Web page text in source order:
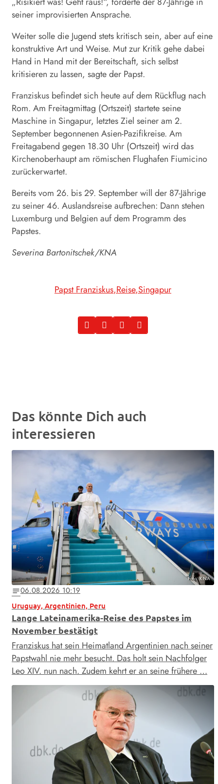
seiner improvisierten Ansprache.
Weiter solle die Jugend stets kritisch sein, aber auf eine
konstruktive Art und Weise. Mut zur Kritik gehe dabei
Hand in Hand mit der Bereitschaft, sich selbst
kritisieren zu lassen, sagte der Papst.
Franziskus befindet sich heute auf dem Rückflug nach
Rom. Am Freitagmittag (Ortszeit) startete seine
Maschine in Singapur, letztes Ziel seiner am 2.
September begonnenen Asien-Pazifikreise. Am
Freitagabend gegen 18.30 Uhr (Ortszeit) wird das
Kirchenoberhaupt am römischen Flughafen Fiumicino
zurückerwartet.
Bereits vom 26. bis 29. September will der 87-Jährige
zu seiner 46. Auslandsreise aufbrechen: Dann stehen
Luxemburg und Belgien auf dem Programm des
Papstes.
Severina Bartonitschek/KNA
Papst Franziskus Reise Singapur
Das könnte Dich auch
interessieren
Foto: KNA
notes06.08.2026 10:19
Uruguay, Argentinien, Peru
Lange Lateinamerika-Reise des Papstes im
November bestätigt
Franziskus hat sein Heimatland Argentinien nach seiner
Papstwahl nie mehr besucht. Das holt sein Nachfolger
Leo XIV. nun nach. Zudem kehrt er an seine frühere …